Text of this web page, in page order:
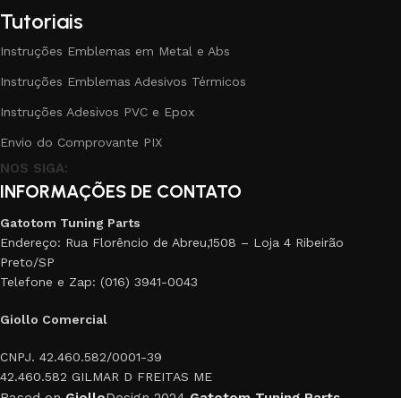
Tutoriais
Instruções Emblemas em Metal e Abs
Instruções Emblemas Adesivos Térmicos
Instruções Adesivos PVC e Epox
Envio do Comprovante PIX
NOS SIGA:
INFORMAÇÕES DE CONTATO
Gatotom Tuning Parts
Endereço: Rua Florêncio de Abreu,1508 – Loja 4 Ribeirão
Preto/SP
Telefone e Zap: (016) 3941-0043
Giollo Comercial
CNPJ. 42.460.582/0001-39
42.460.582 GILMAR D FREITAS ME